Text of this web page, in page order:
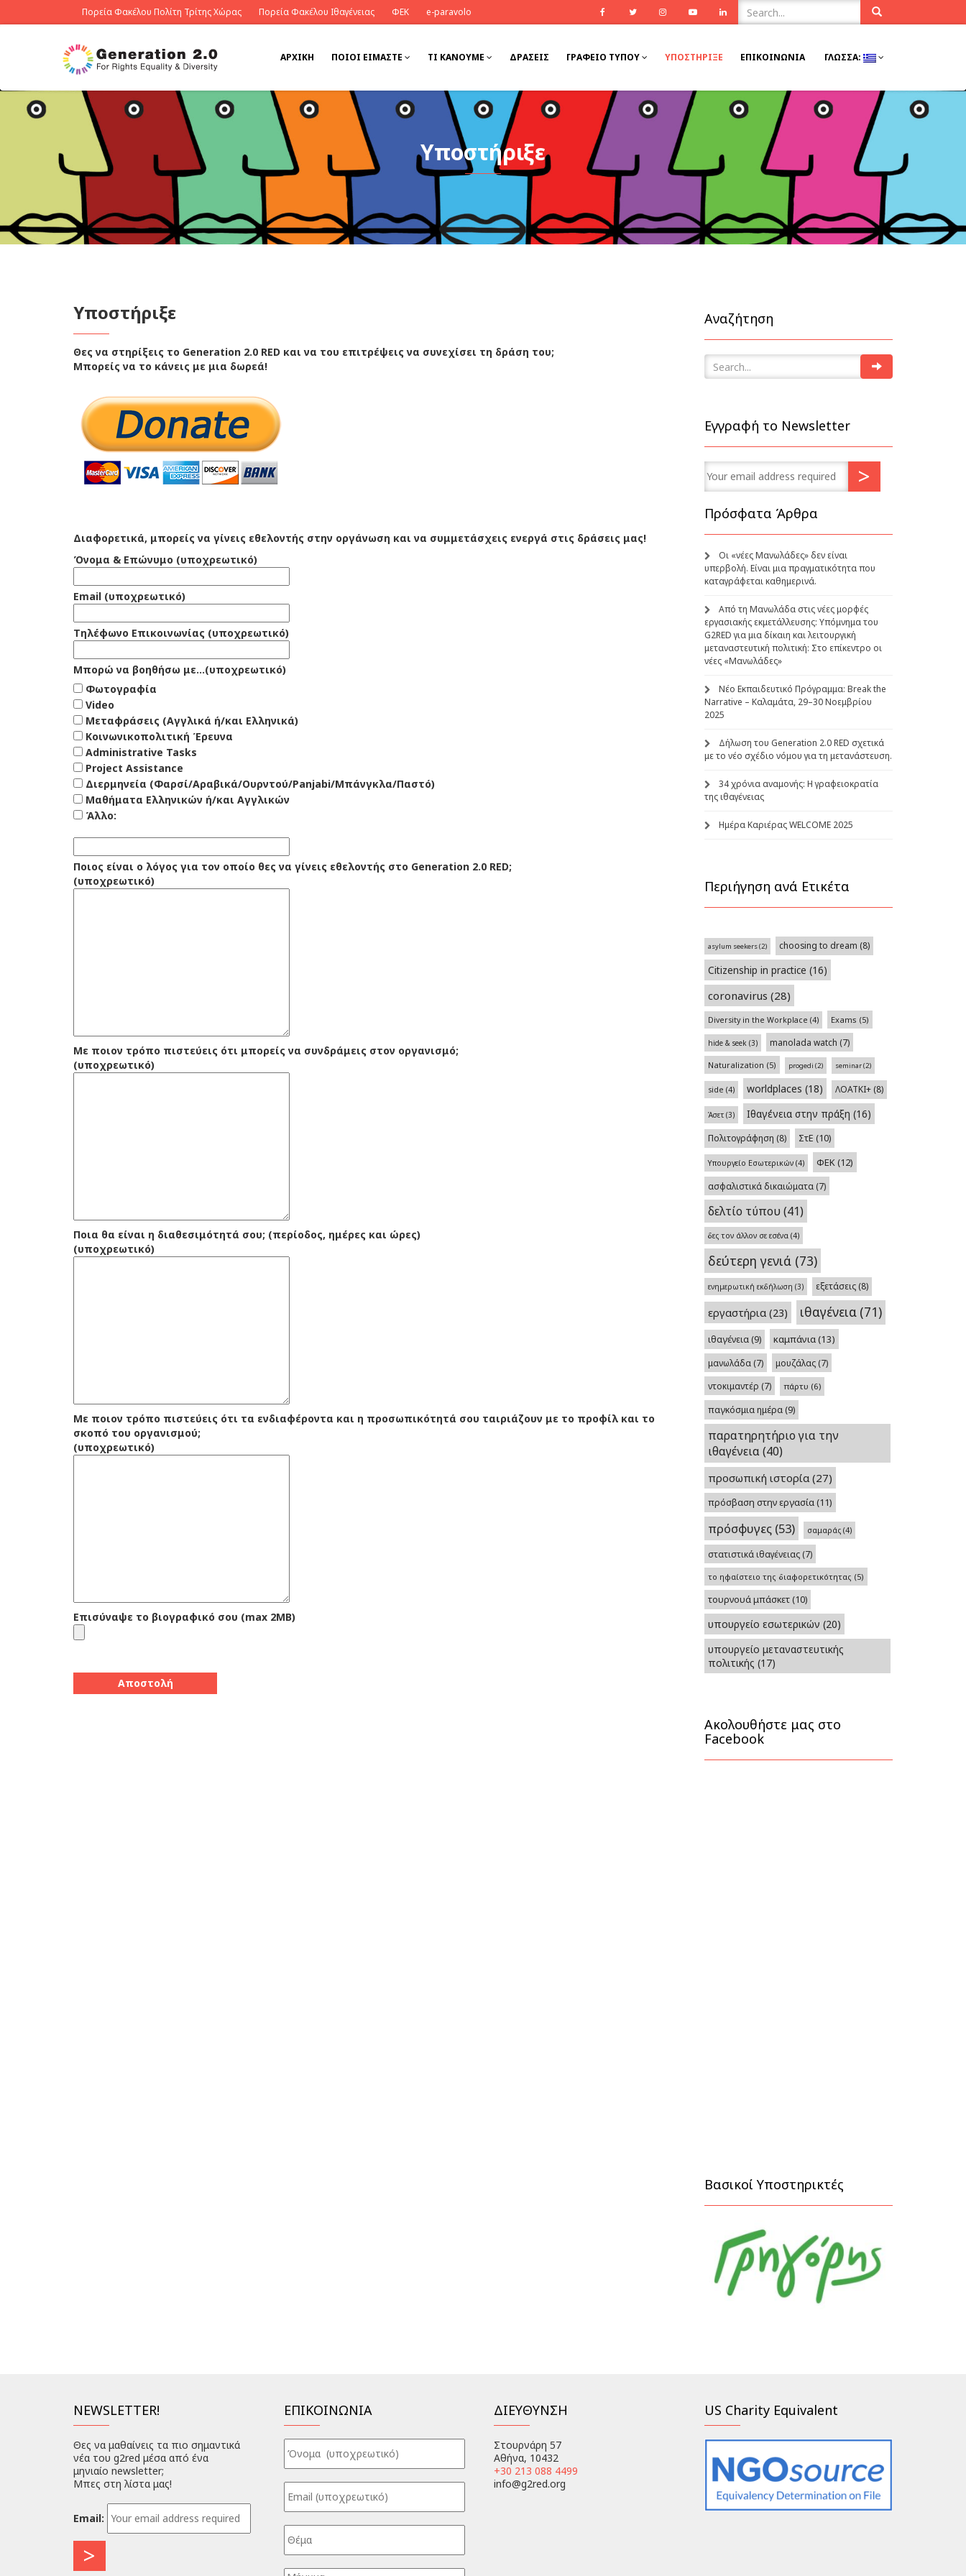
Πορεία Φακέλου Πολίτη Τρίτης Χώρας Πορεία Φακέλου Ιθαγένειας ΦΕΚ e-paravolo FacebookTwitter InstagramYoutube Linkedin
ΑΡΧΙΚΉ ΠΟΙΟΊ ΕΊΜΑΣΤΕ ΤΙ ΚΆΝΟΥΜΕ ΔΡΆΣΕΙΣ ΓΡΑΦΕΙΟ ΤΥΠΟΥ ΥΠΟΣΤΉΡΙΞΕ ΕΠΙΚΟΙΝΩΝΊΑ ΓΛΏΣΣΑ:
Υποστήριξε
Υποστήριξε
Θες να στηρίξεις το Generation 2.0 RED και να του επιτρέψεις να συνεχίσει τη δράση του;
Μπορείς να το κάνεις με μια δωρεά!
Διαφορετικά, μπορείς να γίνεις εθελοντής στην οργάνωση και να συμμετάσχεις ενεργά στις δράσεις μας!
Όνομα & Επώνυμο (υποχρεωτικό)
Email (υποχρεωτικό)
Τηλέφωνο Επικοινωνίας (υποχρεωτικό)
Μπορώ να βοηθήσω με...(υποχρεωτικό)
Φωτογραφία
Video
Μεταφράσεις (Αγγλικά ή/και Ελληνικά)
Κοινωνικοπολιτική Έρευνα
Administrative Tasks
Project Assistance
Διερμηνεία (Φαρσί/Αραβικά/Ουρντού/Panjabi/Μπάνγκλα/Παστό)
Μαθήματα Ελληνικών ή/και Αγγλικών
Άλλο:
Ποιος είναι ο λόγος για τον οποίο θες να γίνεις εθελοντής στο Generation 2.0 RED;
(υποχρεωτικό)
Με ποιον τρόπο πιστεύεις ότι μπορείς να συνδράμεις στον οργανισμό;
(υποχρεωτικό)
Ποια θα είναι η διαθεσιμότητά σου; (περίοδος, ημέρες και ώρες)
(υποχρεωτικό)
Με ποιον τρόπο πιστεύεις ότι τα ενδιαφέροντα και η προσωπικότητά σου ταιριάζουν με το προφίλ και το
σκοπό του οργανισμού;
(υποχρεωτικό)
Επισύναψε το βιογραφικό σου (max 2MB)
Αναζήτηση
Εγγραφή το Newsletter
Πρόσφατα Άρθρα
Οι «νέες Μανωλάδες» δεν είναι
υπερβολή. Είναι μια πραγματικότητα που
καταγράφεται καθημερινά.
Από τη Μανωλάδα στις νέες μορφές
εργασιακής εκμετάλλευσης: Υπόμνημα του
G2RED για μια δίκαιη και λειτουργική
μεταναστευτική πολιτική: Στο επίκεντρο οι
νέες «Μανωλάδες»
Νέο Εκπαιδευτικό Πρόγραμμα: Break the
Narrative – Καλαμάτα, 29–30 Νοεμβρίου
2025
Δήλωση του Generation 2.0 RED σχετικά
με το νέο σχέδιο νόμου για τη μετανάστευση.
34 χρόνια αναμονής: Η γραφειοκρατία
της ιθαγένειας
Ημέρα Καριέρας WELCOME 2025
Περιήγηση ανά Ετικέτα
asylum seekers(2) choosing to dream (8)
Citizenship in practice (16)
coronavirus (28)
Diversity in the Workplace (4) Exams (5)
hide & seek(3) manolada watch (7)
Naturalization (5) progedi (2) seminar(2)
side (4) worldplaces (18) ΛΟΑΤΚΙ+(8)
Άσετ(3) Ιθαγένεια στην πράξη (16)
Πολιτογράφηση (8) ΣτΕ (10)
Υπουργείο Εσωτερικών(4) ΦΕΚ(12)
ασφαλιστικά δικαιώματα (7)
δελτίο τύπου (41)
δες τον άλλον σε εσένα(4)
δεύτερη γενιά(73)
ενημερωτική εκδήλωση (3) εξετάσεις(8)
εργαστήρια(23) ιθαγένεια(71)
ιθαγένεια(9) καμπάνια(13)
μανωλάδα (7) μουζάλας(7)
ντοκιμαντέρ (7) πάρτυ (6)
παγκόσμια ημέρα(9)
παρατηρητήριο για την
ιθαγένεια(40)
προσωπική ιστορία(27)
πρόσβαση στην εργασία(11)
πρόσφυγες(53) σαμαράς(4)
στατιστικά ιθαγένειας(7)
το ηφαίστειο της διαφορετικότητας (5)
τουρνουά μπάσκετ(10)
υπουργείο εσωτερικών (20)
υπουργείο μεταναστευτικής
πολιτικής (17)
Ακολουθήστε μας στο
Facebook
Βασικοί Υποστηρικτές
NEWSLETTER!
Θες να μαθαίνεις τα πιο σημαντικά
νέα του g2red μέσα από ένα
μηνιαίο newsletter;
Μπες στη λίστα μας!
Email:
ΕΠΙΚΟΙΝΩΝΙΑ ΔΙΕΥΘΥΝΣΗ
Στουρνάρη 57
Αθήνα, 10432
+30 213 088 4499
info@g2red.org
US Charity Equivalent